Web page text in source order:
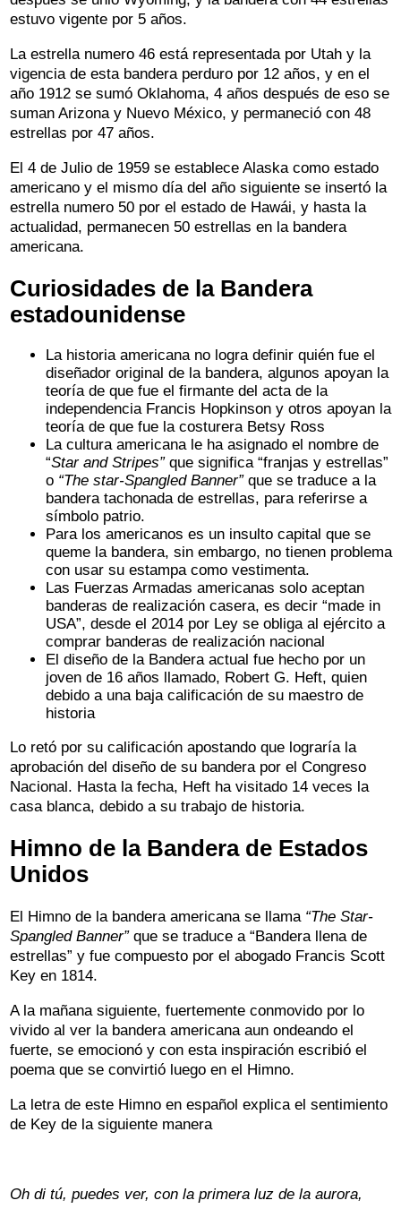
estuvo vigente por 5 años.
La estrella numero 46 está representada por Utah y la
vigencia de esta bandera perduro por 12 años, y en el
año 1912 se sumó Oklahoma, 4 años después de eso se
suman Arizona y Nuevo México, y permaneció con 48
estrellas por 47 años.
El 4 de Julio de 1959 se establece Alaska como estado
americano y el mismo día del año siguiente se insertó la
estrella numero 50 por el estado de Hawái, y hasta la
actualidad, permanecen 50 estrellas en la bandera
americana.
Curiosidades de la Bandera
estadounidense
La historia americana no logra definir quién fue el
diseñador original de la bandera, algunos apoyan la
teoría de que fue el firmante del acta de la
independencia Francis Hopkinson y otros apoyan la
teoría de que fue la costurera Betsy Ross
La cultura americana le ha asignado el nombre de
“Star and Stripes”que significa “franjas y estrellas”
o “The star-Spangled Banner”que se traduce a la
bandera tachonada de estrellas, para referirse a
símbolo patrio.
Para los americanos es un insulto capital que se
queme la bandera, sin embargo, no tienen problema
con usar su estampa como vestimenta.
Las Fuerzas Armadas americanas solo aceptan
banderas de realización casera, es decir “made in
USA”, desde el 2014 por Ley se obliga al ejército a
comprar banderas de realización nacional
El diseño de la Bandera actual fue hecho por un
joven de 16 años llamado, Robert G. Heft, quien
debido a una baja calificación de su maestro de
historia
Lo retó por su calificación apostando que lograría la
aprobación del diseño de su bandera por el Congreso
Nacional. Hasta la fecha, Heft ha visitado 14 veces la
casa blanca, debido a su trabajo de historia.
Himno de la Bandera de Estados
Unidos
El Himno de la bandera americana se llama “The Star-
Spangled Banner” que se traduce a “Bandera llena de
estrellas” y fue compuesto por el abogado Francis Scott
Key en 1814.
A la mañana siguiente, fuertemente conmovido por lo
vivido al ver la bandera americana aun ondeando el
fuerte, se emocionó y con esta inspiración escribió el
poema que se convirtió luego en el Himno.
La letra de este Himno en español explica el sentimiento
de Key de la siguiente manera
Oh di tú, puedes ver, con la primera luz de la aurora,